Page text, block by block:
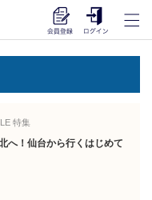
特集
へ！仙台から行くはじめて